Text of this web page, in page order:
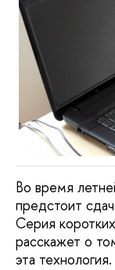
Во время
предстоит
Серия
расскажет о
эта технология.